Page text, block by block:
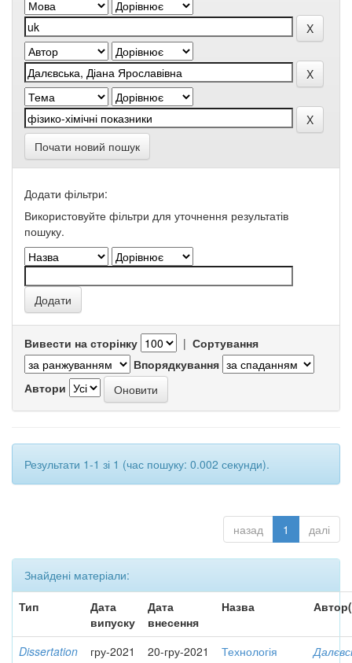
Почати новий пошук
Додати фільтри:
Використовуйте фільтри для уточнення результатів
пошуку.
Вивести на сторінку | Сортування
Впорядкування
Автори
Результати 1-1 зі 1 (час пошуку: 0.002 секунди).
назад 1 далі
Знайдені матеріали:
Тип
Дата
випуску
Дата
внесення
Назва
Dissertation гру-2021 20-гру-2021
Технологія